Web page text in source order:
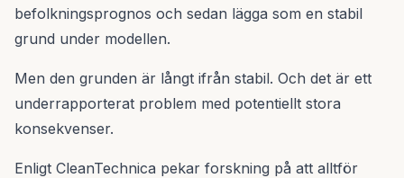
befolkningsprognos och sedan lägga som en stabil
grund under modellen.
Men den grunden är långt ifrån stabil. Och det är ett
underrapporterat problem med potentiellt stora
konsekvenser.
Enligt CleanTechnica pekar forskning på att alltför